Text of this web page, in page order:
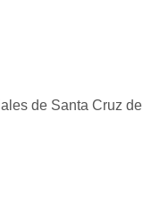
de Santa Cruz de